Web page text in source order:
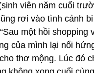
viên năm cuối
rơi vào tình cảnh
một hồi shopping
của mình lại nổi
thơ mộng. Lúc đó